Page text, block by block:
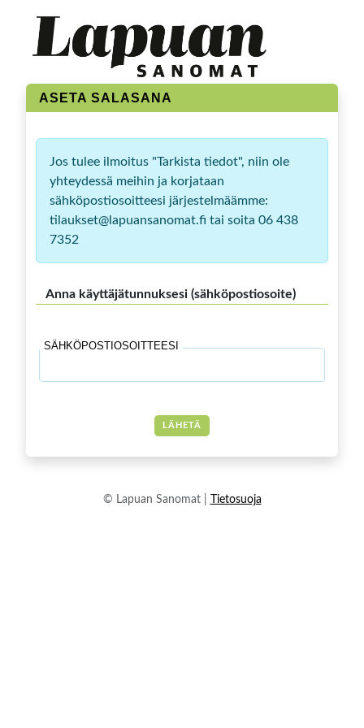
ASETA SALASANA
Jos tulee ilmoitus "Tarkista tiedot", niin ole
yhteydessä meihin ja korjataan
sähköpostiosoitteesi järjestelmäämme:
tilaukset@lapuansanomat.fi tai soita 06 438
7352
Anna käyttäjätunnuksesi (sähköpostiosoite)
SÄHKÖPOSTIOSOITTEESI
LÄHETÄ
© Lapuan Sanomat | Tietosuoja